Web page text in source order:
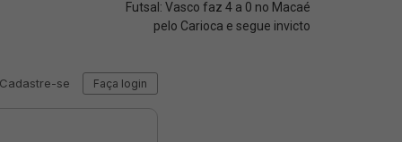
Futsal: Vasco faz 4 a 0 no Macaé
pelo Carioca e segue invicto